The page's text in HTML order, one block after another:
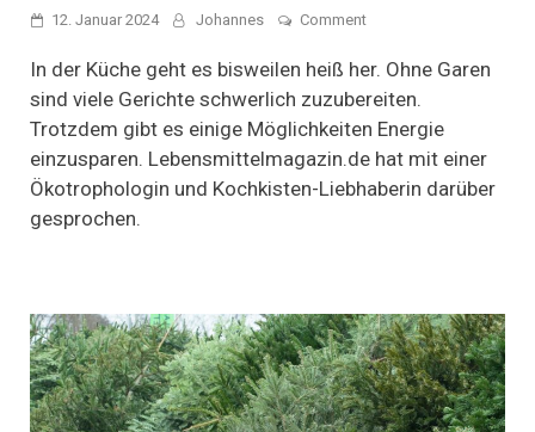
12. Januar 2024 Johannes Commenton
so
gekocht
wie
gegessen:
Energiesparen
in
In der Küche geht es bisweilen heiß her. Ohne Garen
sind viele Gerichte schwerlich zuzubereiten.
Trotzdem gibt es einige Möglichkeiten Energie
einzusparen. Lebensmittelmagazin.de hat mit einer
Ökotrophologin und Kochkisten-Liebhaberin darüber
gesprochen.